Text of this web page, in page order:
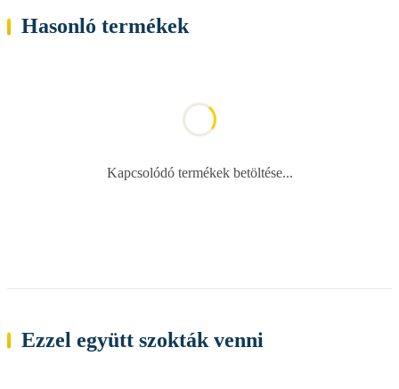
Hasonló termékek
Kapcsolódó termékek betöltése...
Ezzel együtt szokták venni